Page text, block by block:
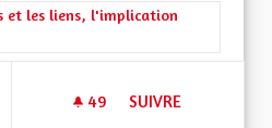
catégorie : Les solidarités, les soins
et les liens, l'implication
49 49 ABONNÉS
SUIVRE